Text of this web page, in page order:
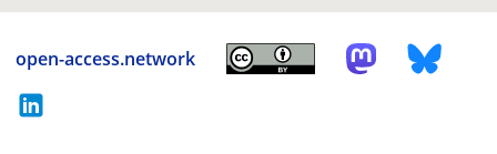
open-access.network